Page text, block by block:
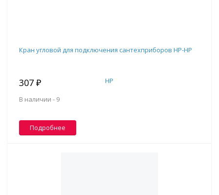
Кран угловой для подключения сантехприборов НР-НР
307 ₽
В наличии - 9
Подробнее